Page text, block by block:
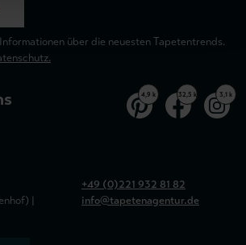
über die neuesten Tapetentrends.
4,9 k 32,5 k 3,1 k
|
+49 (0)221 932 81 82
info@tapetenagentur.de